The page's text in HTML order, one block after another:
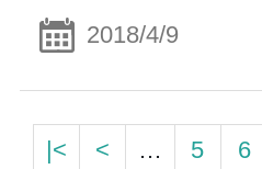
2018/4/9
|< < … 5 6